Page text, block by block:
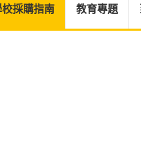
採購指南 教育專題